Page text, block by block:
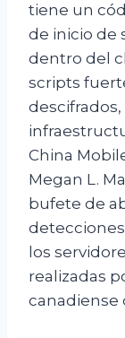
tiene un
de inicio de
dentro del
scripts
China
Megan L.
bufete de
los
realizadas
canadiense